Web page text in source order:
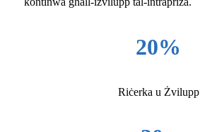
20%
Riċerka u Żvilupp